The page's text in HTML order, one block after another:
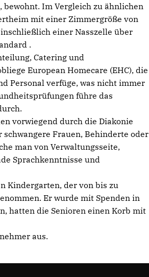
bewohnt. Im Vergleich zu ähnlichen
mit einer Zimmergröße von
einer Nasszelle über
.
Catering und
European Homecare (EHC), die
Personal verfüge, was nicht immer
führe das
vorwiegend durch die Diakonie
Frauen, Behinderte oder
man von Verwaltungsseite,
Sprachkenntnisse und
Kindergarten, der von bis zu
Er wurde mit Spenden in
hatten die Senioren einen Korb mit
aus.